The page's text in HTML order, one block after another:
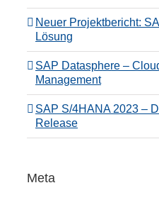
Neuer Projektbericht:
Lösung
SAP Datasphere –
Management
SAP S/4HANA 2023 –
Release
Meta